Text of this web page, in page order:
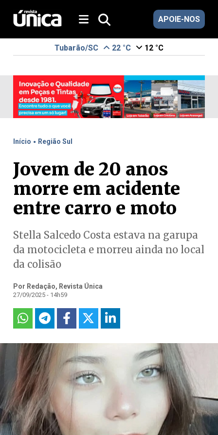
APOIE-NOS
Tubarão/SC 22 °C 12 °C
Início . Região Sul
Jovem de 20 anos
morre em acidente
entre carro e moto
Stella Salcedo Costa estava na garupa
da motocicleta e morreu ainda no local
da colisão
Por Redação, Revista Única
27/09/2025 - 14h59